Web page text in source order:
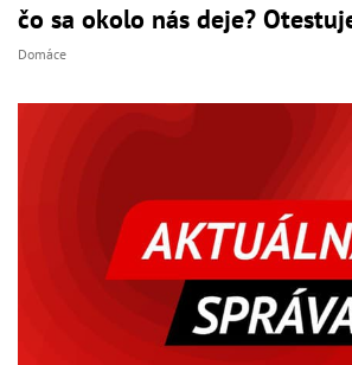
čo sa okolo nás deje?
Domáce